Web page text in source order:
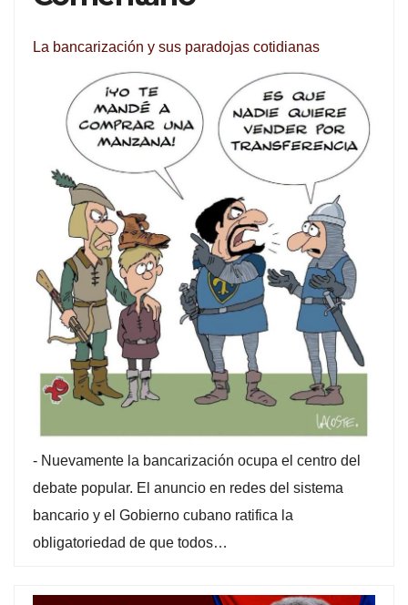
La bancarización y sus paradojas cotidianas
- Nuevamente la bancarización ocupa el centro del
debate popular. El anuncio en redes del sistema
bancario y el Gobierno cubano ratifica la
obligatoriedad de que todos…